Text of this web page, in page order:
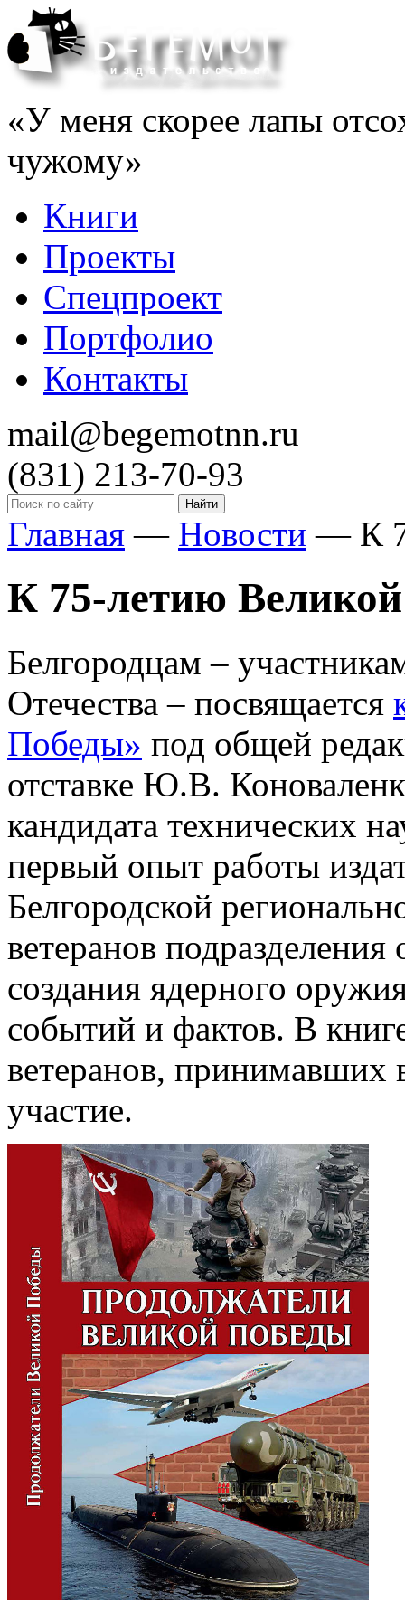
«У меня скорее лапы
чужому»
Книги
Проекты
Спецпроект
Портфолио
Контакты
mail@begemotnn.ru
(831) 213-70-93
Главная — Новости — К
К 75-летию
Белгородцам –
Отечества – посвящается
Победы» под общей
отставке Ю.В.
кандидата технических
первый опыт работы
Белгородской
ветеранов
создания ядерного
событий и фактов. В
ветеранов, принимавших
участие.